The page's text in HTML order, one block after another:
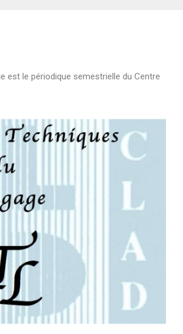
est le périodique semestrielle du Centre